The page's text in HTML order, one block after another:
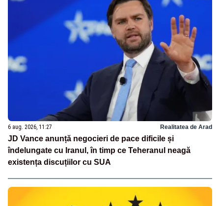
6 aug. 2026, 11:27 Realitatea de Arad
JD Vance anunță negocieri de pace dificile și
îndelungate cu Iranul, în timp ce Teheranul neagă
existența discuțiilor cu SUA